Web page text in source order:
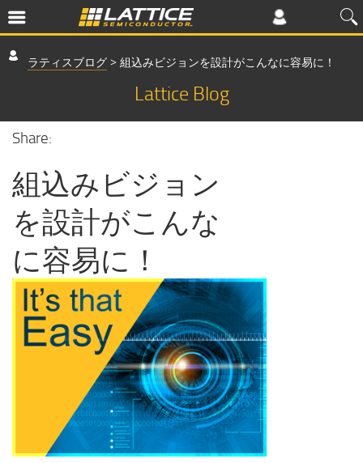
ラティスブログ > 組込みビジョンを設計がこんなに容易に！
Lattice Blog
Share:
組込みビジョン
を設計がこんな
に容易に！